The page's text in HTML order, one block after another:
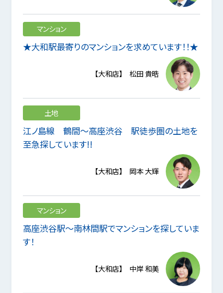
マンション
★大和駅最寄りのマンションを求めています！！★
【大和店】 松田 貴晧
土地
江ノ島線 鶴間～高座渋谷 駅徒歩圏の土地を
至急探しています!!
【大和店】 岡本 大輝
マンション
高座渋谷駅～南林間駅でマンションを探していま
す！
【大和店】 中岸 和美